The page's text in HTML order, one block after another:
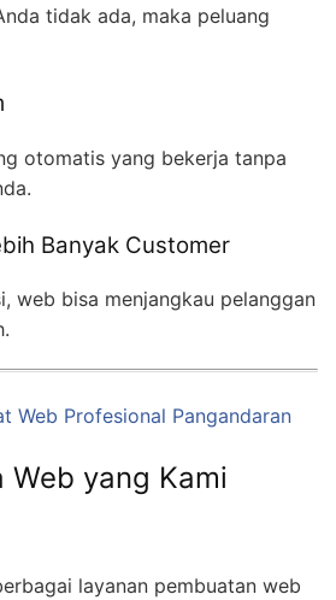
tidak ada, maka peluang
otomatis yang bekerja tanpa
Banyak Customer
web bisa menjangkau pelanggan
Web Profesional Pangandaran
Web yang Kami
layanan pembuatan web